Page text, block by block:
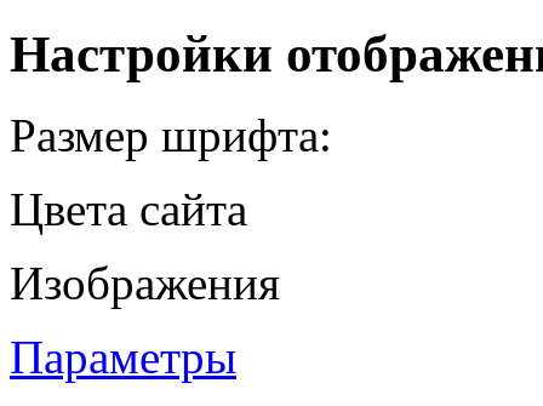
Настройки
Размер шрифта:
Цвета сайта
Изображения
Параметры